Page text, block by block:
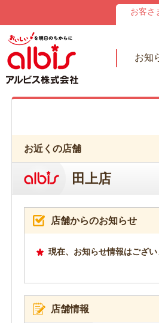
お客さ
お知
お近くの店舗
田上店
店舗からのお知らせ
現在、お知らせ情報はござ
店舗情報